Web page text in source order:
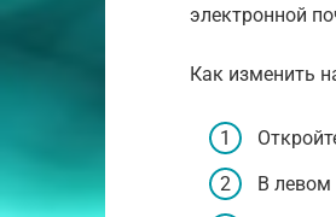
электронной
Как изменить
В левом